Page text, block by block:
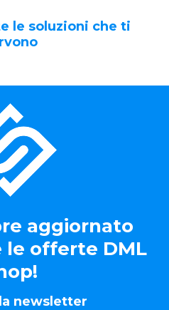
le soluzioni che ti
aggiornato
le offerte DML
newsletter